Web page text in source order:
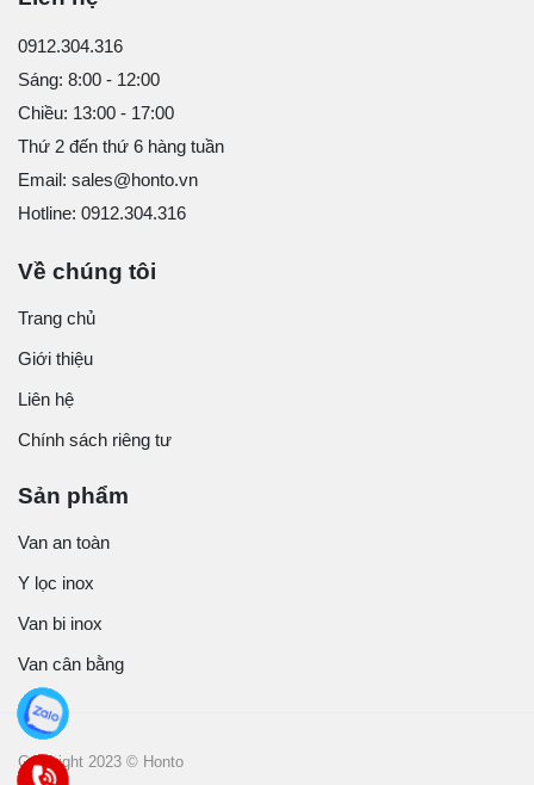
0912.304.316
Sáng: 8:00 - 12:00
Chiều: 13:00 - 17:00
Thứ 2 đến thứ 6 hàng tuần
Email: sales@honto.vn
Hotline: 0912.304.316
Về chúng tôi
Trang chủ
Giới thiệu
Liên hệ
Chính sách riêng tư
Sản phẩm
Van an toàn
Y lọc inox
Van bi inox
Van cân bằng
Copyright 2023 © Honto